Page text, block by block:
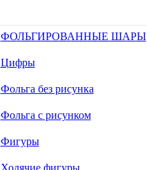
ФОЛЬГИРОВАННЫЕ ШАРЫ
Цифры
Фольга без рисунка
Фольга с рисунком
Фигуры
Ходячие фигуры